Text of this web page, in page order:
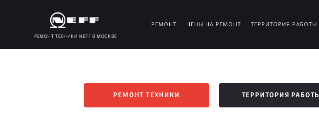
РЕМОНТ ТЕХНИКИ NEFF В МОСКВЕ
РЕМОНТ ЦЕНЫ НА РЕМОНТ ТЕРРИТОРИЯ РАБОТЫ
РЕМОНТ ТЕХНИКИ ТЕРРИТОРИЯ РАБОТЫ